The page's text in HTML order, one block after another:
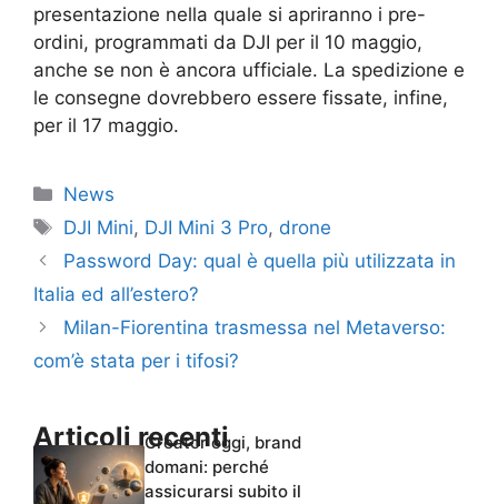
presentazione nella quale si apriranno i pre-
ordini, programmati da DJI per il 10 maggio,
anche se non è ancora ufficiale. La spedizione e
le consegne dovrebbero essere fissate, infine,
per il 17 maggio.
Categorie
News
Tag
DJI Mini, DJI Mini 3 Pro, drone
Password Day: qual è quella più utilizzata in
Italia ed all’estero?
Milan-Fiorentina trasmessa nel Metaverso:
com’è stata per i tifosi?
Articoli recenti
Creator oggi, brand
domani: perché
assicurarsi subito il